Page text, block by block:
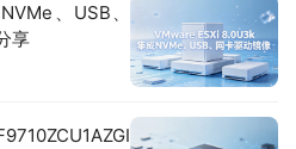
、USB、
享